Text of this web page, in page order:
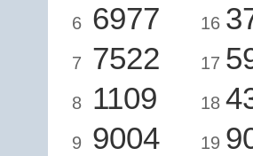
6 6977
7 7522
8 1109
9 9004
16
17
18
19